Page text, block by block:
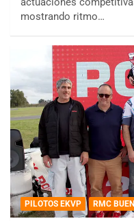
mostrando ritmo…
PILOTOS EKVP RMC